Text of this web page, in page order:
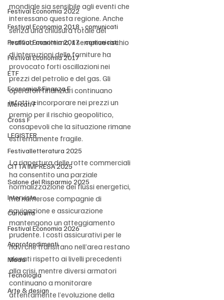
Festival Economia 2022
Festival Economia 2018 - comunicati
Festival Economia 2017 - comunicati
Festival Economia 2017
ETF
Economia&Finanza F
Mercati F
Cross F
LEGISTER
Festivalletteratura 2025
CITTÀ IMPRESA 2025
Salone del Risparmio 2025
Interviste
Curiosità
Festival Economia 2026
Approfondimenti
Moda
Tecnologia
Arte & design
mondiale sia sensibile agli eventi che
interessano questa regione. Anche
senza una chiusura totale del
traffico marittimo, il semplice rischio
di interruzioni delle forniture ha
provocato forti oscillazioni nei
prezzi del petrolio e del gas. Gli
operatori finanziari continuano
infatti a incorporare nei prezzi un
premio per il rischio geopolitico,
consapevoli che la situazione rimane
estremamente fragile.
La riapertura delle rotte commerciali
ha consentito una parziale
normalizzazione dei flussi energetici,
ma numerose compagnie di
navigazione e assicurazione
mantengono un atteggiamento
prudente. I costi assicurativi per le
navi che transitano nell’area restano
elevati rispetto ai livelli precedenti
alla crisi, mentre diversi armatori
continuano a monitorare
attentamente l’evoluzione della